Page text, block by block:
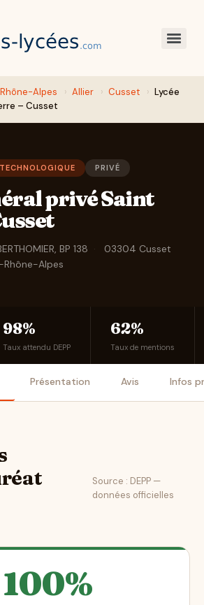
Alpes › Allier › Cusset › Lycée
– Cusset
PRIVÉ
privé Saint
BP 138 ·
03304 Cusset
Rhône-Alpes
98%
Taux attendu DEPP
62%
Taux de mentions
Présentation Avis Infos
Source : DEPP —
données officielles
100%